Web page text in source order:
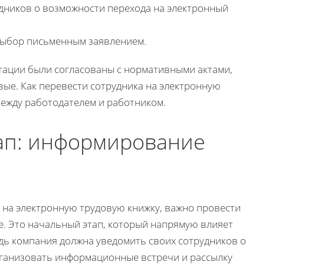
о возможности перехода на электронный
письменным заявлением.
были согласованы с нормативными актами,
Как перевести сотрудника на электронную
работодателем и работником.
информирование
электронную трудовую книжку, важно провести
Это начальный этап, который напрямую влияет
компания должна уведомить своих сотрудников о
информационные встречи и рассылку